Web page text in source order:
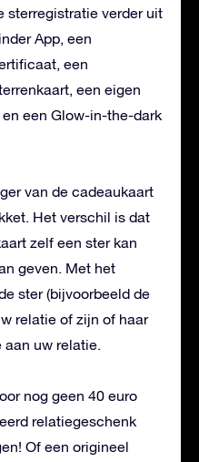
sterregistratie verder uit
App, een
een
een eigen
een Glow-in-the-dark
van de cadeaukaart
Het verschil is dat
zelf een ster kan
geven. Met het
ster (bijvoorbeeld de
relatie of zijn of haar
aan uw relatie.
nog geen 40 euro
relatiegeschenk
Of een origineel